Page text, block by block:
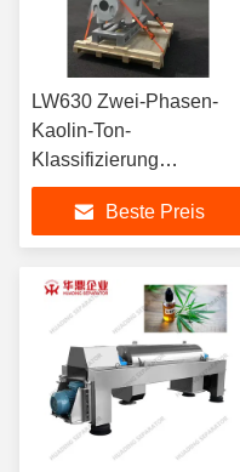
LW630 Zwei-Phasen-
Kaolin-Ton-
Klassifizierung
Entwässerung Dekanter
Zentrifuge Separator
Verschleißbeständige
Keramik
Beste Preis